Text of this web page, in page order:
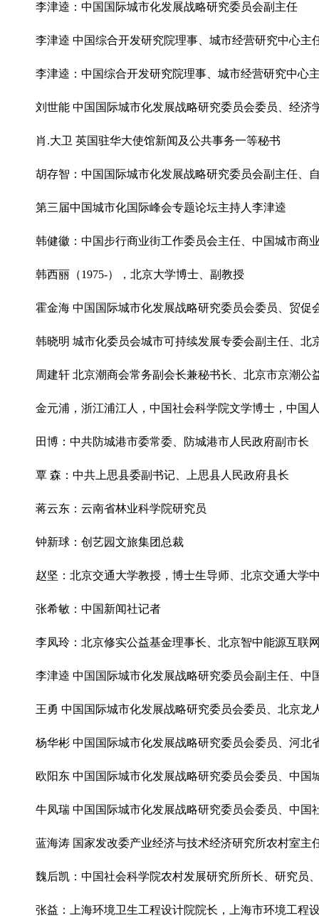
李津逵：中国国际城市化发展战略研究委员会副主任
李津逵 中国综合开发研究院理事、城市经营研究中心主
李津逵：中国综合开发研究院理事、城市经营研究中心
刘世能 中国国际城市化发展战略研究委员会委员、经济
肖.大卫 英国驻华大使馆新闻及公共事务一等秘书
胡存智：中国国际城市化发展战略研究委员会副主任、
第三届中国城市化国际峰会专题论坛主持人李津逵
韩健徽：中国步行商业街工作委员会主任、中国城市商
韩西丽（1975-），北京大学博士、副教授
霍金海 中国国际城市化发展战略研究委员会委员、贸促
韩晓明 城市化委员会城市可持续发展专委会副主任、北
周建轩 北京潮商会常务副会长兼秘书长、北京市京潮公
金元浦，浙江浦江人，中国社会科学院文学博士，中国
田博：中共防城港市委常委、防城港市人民政府副市长
覃 森：中共上思县委副书记、上思县人民政府县长
蒋云东：云南省林业科学院研究员
钟新球：创艺园文旅集团总裁
赵坚：北京交通大学教授，博士生导师、北京交通大学
张希敏：中国新闻社记者
李凤玲：北京修实公益基金理事长、北京智中能源互联
李津逵 中国国际城市化发展战略研究委员会副主任、中
王勇 中国国际城市化发展战略研究委员会委员、北京龙
杨华彬 中国国际城市化发展战略研究委员会委员、河北
欧阳东 中国国际城市化发展战略研究委员会委员、中国
牛凤瑞 中国国际城市化发展战略研究委员会委员、中国
蓝海涛 国家发改委产业经济与技术经济研究所农村室主
魏后凯：中国社会科学院农村发展研究所所长、研究员
张益：上海环境卫生工程设计院院长，上海市环境工程